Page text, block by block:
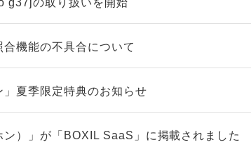
g37jの取り扱いを開始
機能の不具合について
」夏季限定特典のお知らせ
）」が「BOXIL SaaS」に掲載されました